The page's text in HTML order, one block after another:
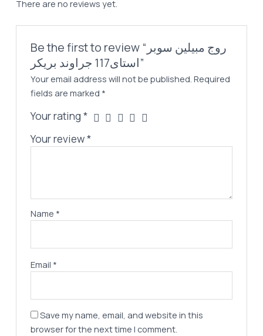
There are no reviews yet.
Be the first to review “روج مبيلين سوبر
استاى117 جراوند بريكر”
Your email address will not be published. Required
fields are marked *
Your rating*
Your review*
Name *
Email *
Save my name, email, and website in this
browser for the next time I comment.